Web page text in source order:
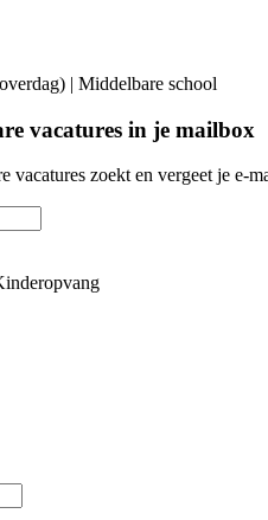
| Middelbare school
vacatures in je mailbox
vacatures zoekt en vergeet je e-